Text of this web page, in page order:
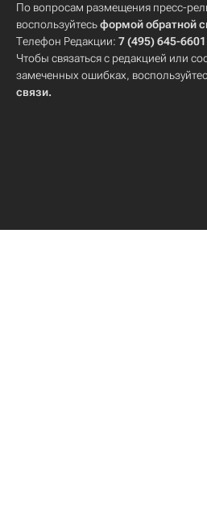
По вопросам размещения пресс-
воспользуйтесьформой обратной
Телефон Редакции: 7 (495) 645-6601
Чтобы связаться с редакцией или
замеченных ошибках,
связи.